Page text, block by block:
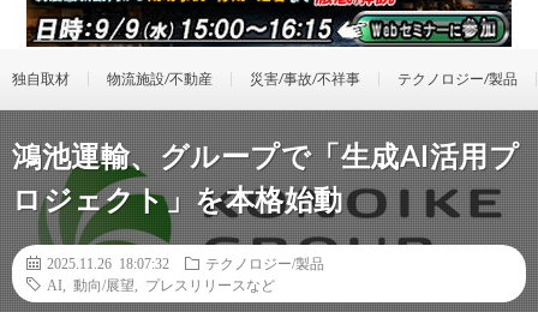
独自取材 物流施設/不動産 災害/事故/不祥事 テクノロジー/製品
鴻池運輸、グループで「生成AI活用プ
ロジェクト」を本格始動
2025.11.26 18:07:32
テクノロジー/製品
AI
動向/展望 プレスリリースなど